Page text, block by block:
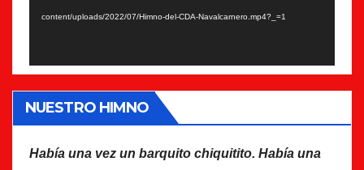
content/uploads/2022/07/Himno-del-CDA-Navalcarnero.mp4?_=1
NUESTRO HIMNO
Había una vez un barquito chiquitito. Había una